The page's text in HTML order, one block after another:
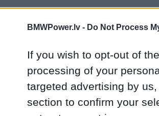
BMWPower.lv - Do Not Process
If you wish to opt-out of
processing of your
targeted advertising by
section to confirm your